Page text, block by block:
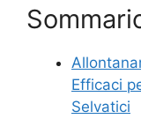
Efficaci
Selvatici